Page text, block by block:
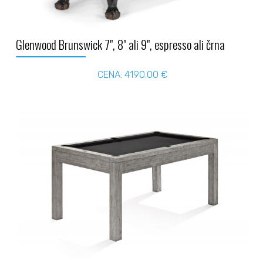
Glenwood Brunswick 7", 8" ali 9", espresso ali črna
CENA: 4190.00 €